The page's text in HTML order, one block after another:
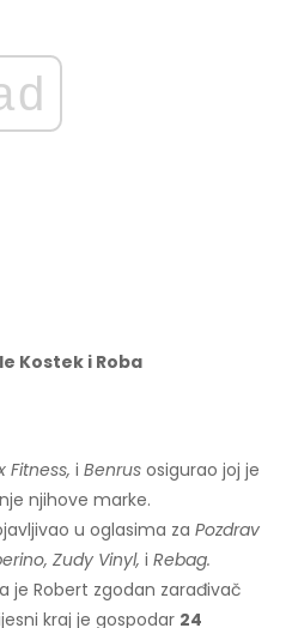
Kostek i Roba
Fitness, i Benrus osigurao joj je
njihove marke.
u oglasima za Pozdrav
Zudy Vinyl, i Rebag.
je Robert zgodan zarađivač
kraj je gospodar 24